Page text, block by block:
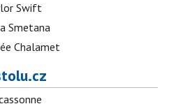
Swift
Smetana
Chalamet